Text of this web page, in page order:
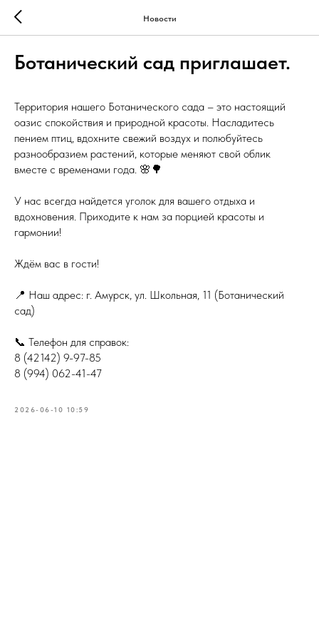
Новости
Ботанический сад приглашает.
Территория нашего Ботанического сада – это настоящий
оазис спокойствия и природной красоты. Насладитесь
пением птиц, вдохните свежий воздух и полюбуйтесь
разнообразием растений, которые меняют свой облик
вместе с временами года. 🌸🌳
У нас всегда найдется уголок для вашего отдыха и
вдохновения. Приходите к нам за порцией красоты и
гармонии!
Ждём вас в гости!
📍 Наш адрес: г. Амурск, ул. Школьная, 11 (Ботанический
сад)
📞 Телефон для справок:
8 (42142) 9-97-85
8 (994) 062-41-47
2026-06-10 10:59